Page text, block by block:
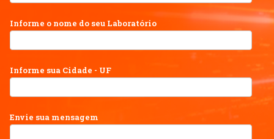
Informe o nome do seu Laboratório
Informe sua Cidade - UF
Envie sua mensagem